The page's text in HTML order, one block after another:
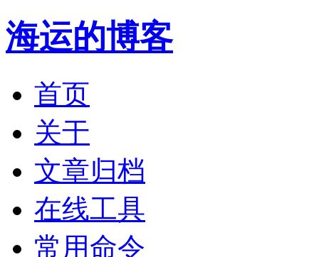
海运的博客
首页
关于
文章归档
在线工具
常用命令